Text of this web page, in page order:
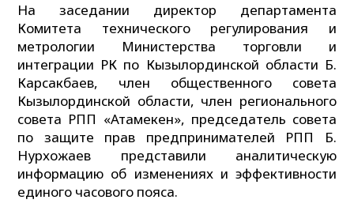
На заседании директор департамента
Комитета технического регулирования и
метрологии Министерства торговли и
интеграции РК по Кызылординской области Б.
Карсакбаев, член общественного совета
Кызылординской области, член регионального
совета РПП «Атамекен», председатель совета
по защите прав предпринимателей РПП Б.
Нурхожаев представили аналитическую
информацию об изменениях и эффективности
единого часового пояса.